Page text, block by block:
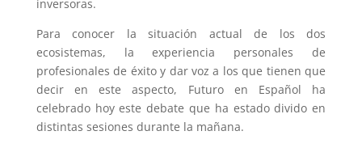
inversoras.
Para conocer la situación actual de los dos
ecosistemas, la experiencia personales de
profesionales de éxito y dar voz a los que tienen que
decir en este aspecto, Futuro en Español ha
celebrado hoy este debate que ha estado divido en
distintas sesiones durante la mañana.